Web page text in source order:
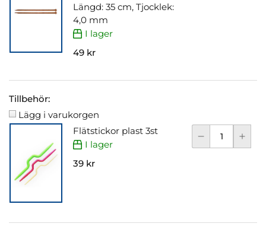
Längd: 35 cm, Tjocklek:
4,0 mm
I lager
49 kr
Tillbehör:
Lägg i varukorgen
Flätstickor plast 3st
I lager
39 kr